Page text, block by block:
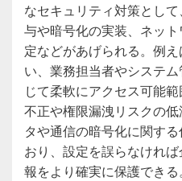
なセキュリティ対策とし
与や暗号化の実装、ネッ
定などがあげられる。例
い、業務担当者やシステ
じて柔軟にアクセス可能
不正や権限漏洩リスクの
タや通信の暗号化に関す
おり、設定を誤らなけれ
報をより確実に保護でき